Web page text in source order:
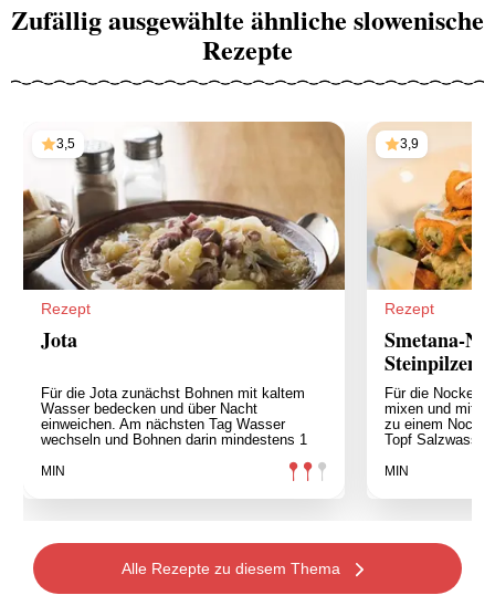
Zufällig ausgewählte ähnliche slowenische
Rezepte
3,5
Rezept
Jota
Für die Jota zunächst Bohnen mit kaltem
Wasser bedecken und über Nacht
einweichen. Am nächsten Tag Wasser
wechseln und Bohnen darin mindestens 1
MIN
3,9
Rezept
Smetana-
Steinpilzen
Für die
mixen und mit
zu einem
Topf Salzwasser
MIN
Alle Rezepte zu diesem Thema